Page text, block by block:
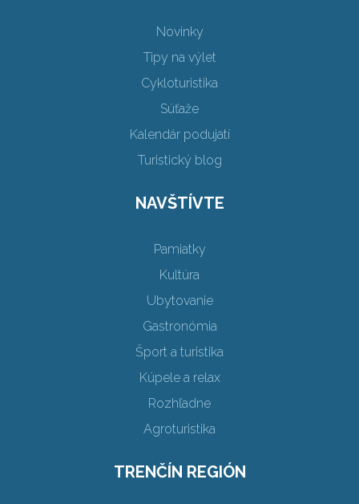
Novinky
Tipy na výlet
Cykloturistika
Súťaže
Kalendár podujatí
Turistický blog
NAVŠTÍVTE
Pamiatky
Kultúra
Ubytovanie
Gastronómia
Šport a turistika
Kúpele a relax
Rozhľadne
Agroturistika
TRENČÍN REGIÓN